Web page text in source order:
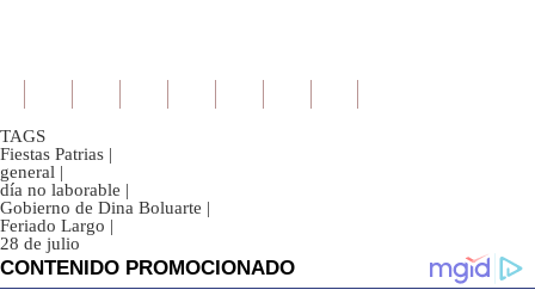
TAGS
Fiestas Patrias |
general |
día no laborable |
Gobierno de Dina Boluarte |
Feriado Largo |
28 de julio